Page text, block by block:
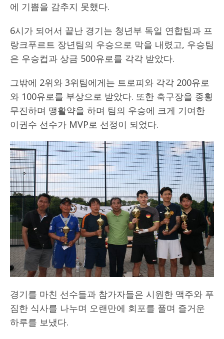
에 기쁨을 감추지 못했다.
6시가 되어서 끝난 경기는 청년부 독일 연합팀과 프
랑크푸르트 장년팀의 우승으로 막을 내렸고, 우승팀
은 우승컵과 상금 500유로를 각각 받았다.
그밖에 2위와 3위팀에게는 트로피와 각각 200유로
와 100유로를 부상으로 받았다. 또한 축구장을 종횡
무진하며 맹활약을 하며 팀의 우승에 크게 기여한
이권수 선수가 MVP로 선정이 되었다.
경기를 마친 선수들과 참가자들은 시원한 맥주와 푸
짐한 식사를 나누며 오랜만에 회포를 풀며 즐거운
하루를 보냈다.